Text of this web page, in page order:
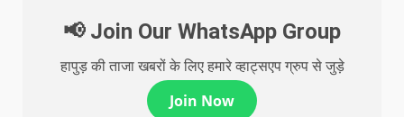
📢 Join Our WhatsApp Group
हापुड़ की ताजा खबरों के लिए हमारे व्हाट्सएप ग्रुप से जुड़े
Join Now